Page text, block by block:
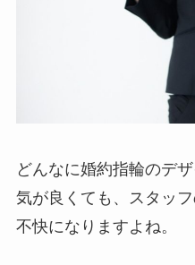
どんなに婚約指輪のデ
気が良くても、スタッ
不快になりますよね。